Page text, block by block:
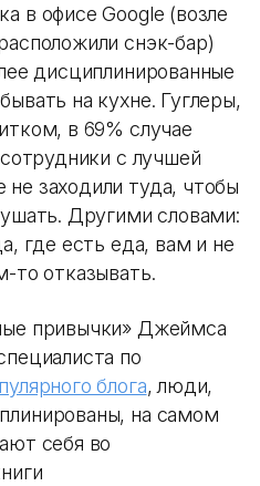
в офисе Google (возле
снэк-бар)
дисциплинированные
на кухне. Гуглеры,
в 69% случае
с лучшей
заходили туда, чтобы
Другими словами:
где есть еда, вам и не
то отказывать.
привычки» Джеймса
по
блога, люди,
на самом
себя во